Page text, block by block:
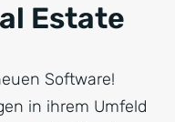
Estate
Software!
in ihrem Umfeld